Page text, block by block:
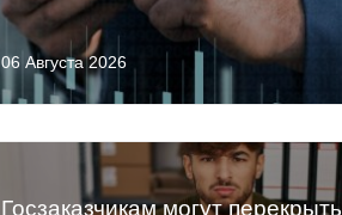
06 Августа 2026
Госзаказчикам могут перекрыть